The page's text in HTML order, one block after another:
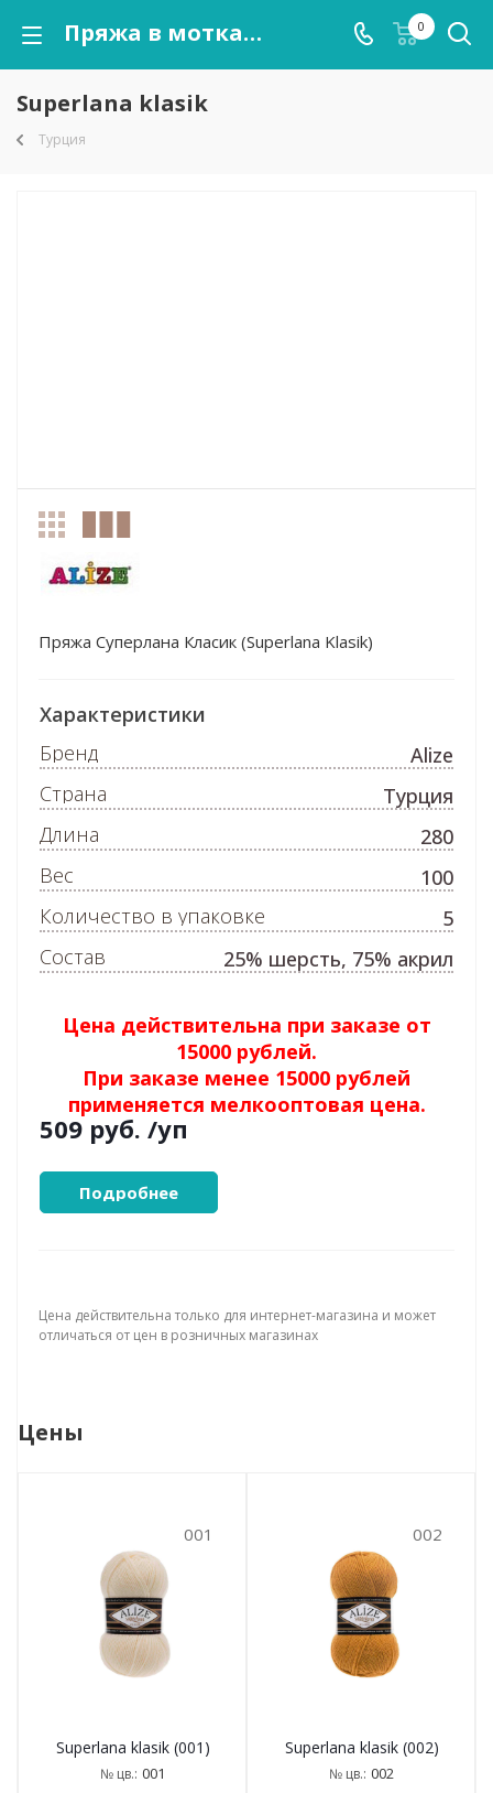
Пряжа в мотках Superlana klasik оптом от kutnor.ru 0
Superlana klasik
Турция
Пряжа Суперлана Класик (Superlana Klasik)
Цена действительна при заказе от
15000 рублей.
При заказе менее 15000 рублей
применяется мелкооптовая цена.
509 руб. /уп
Подробнее
Характеристики
Бренд
Alize
Страна
Турция
Длина
280
Вес
100
Количество в упаковке
5
Состав
25% шерсть, 75% акрил
Цена действительна только для интернет-магазина и может
отличаться от цен в розничных магазинах
Цены
001
Superlana klasik (001)
№ цв.: 001
002
Superlana klasik (002)
№ цв.: 002